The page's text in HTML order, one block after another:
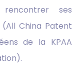
ses
(All China Patent
de la KPAA